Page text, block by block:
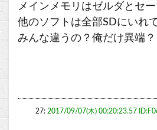
メインメモリはゼルダとセ
他のソフトは全部SDにいれ
みんな違うの？俺だけ異端？
27: 2017/09/07(木) 00:20:23.57